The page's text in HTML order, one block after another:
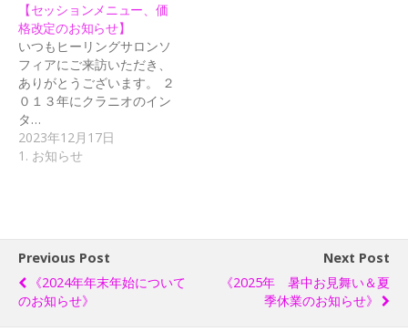
【セッションメニュー、価
格改定のお知らせ】
いつもヒーリングサロンソ
フィアにご来訪いただき、
ありがとうございます。 ２
０１３年にクラニオのイン
タ…
2023年12月17日
1. お知らせ
Previous Post
《2024年年末年始について
のお知らせ》
Next Post
《2025年 暑中お見舞い＆夏
季休業のお知らせ》